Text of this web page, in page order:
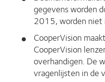
gegevens worden
2015, worden niet
CooperVision
CooperVision
overhandigen. De
vragenlijsten in de